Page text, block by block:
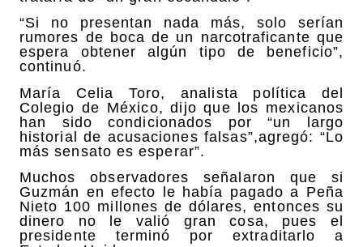
“Si no presentan nada más, solo serían
rumores de boca de un narcotraficante que
espera obtener algún tipo de beneficio”,
continuó.
María Celia Toro, analista política del
Colegio de México, dijo que los mexicanos
han sido condicionados por “un largo
historial de acusaciones falsas”,agregó: “Lo
más sensato es esperar”.
Muchos observadores señalaron que si
Guzmán en efecto le había pagado a Peña
Nieto 100 millones de dólares, entonces su
dinero no le valió gran cosa, pues el
presidente terminó por extraditarlo a